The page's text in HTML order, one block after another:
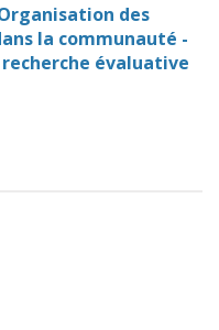
des
la communauté -
évaluative